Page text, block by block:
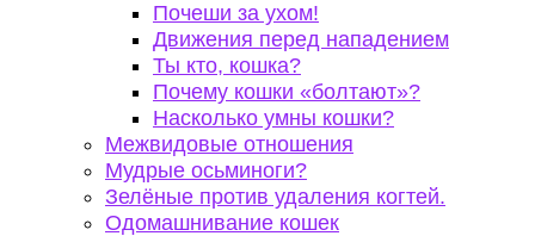
Почеши за ухом!
Движения перед нападением
Ты кто, кошка?
Почему кошки «болтают»?
Насколько умны кошки?
Межвидовые отношения
Мудрые осьминоги?
Зелёные против удаления когтей.
Одомашнивание кошек